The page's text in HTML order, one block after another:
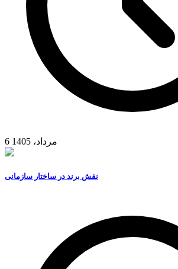
6 مرداد، 1405
نقش برند در ساختار سازمانی